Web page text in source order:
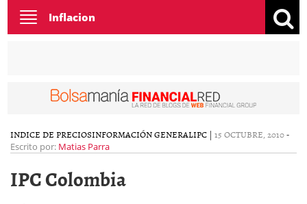
Toggle
navigation
Inflacion
INDICE DE PRECIOSINFORMACIÓN GENERALIPC | 15 OCTUBRE, 2010-
Escrito por: Matias Parra
IPC Colombia